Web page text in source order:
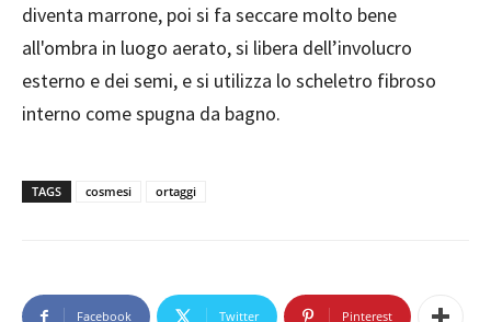
diventa marrone, poi si fa seccare molto bene
all'ombra in luogo aerato, si libera dell’involucro
esterno e dei semi, e si utilizza lo scheletro fibroso
interno come spugna da bagno.
TAGS cosmesi ortaggi
Facebook Twitter Pinterest